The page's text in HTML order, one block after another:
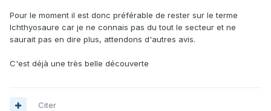
Pour le moment il est donc préférable de rester sur le terme
Ichthyosaure car je ne connais pas du tout le secteur et ne
saurait pas en dire plus, attendons d'autres avis.
C'est déjà une très belle découverte
Citer